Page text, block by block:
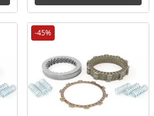
-45%